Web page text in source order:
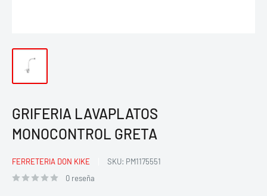
GRIFERIA LAVAPLATOS
MONOCONTROL GRETA
FERRETERIA DON KIKE SKU: PM1175551
0 reseña